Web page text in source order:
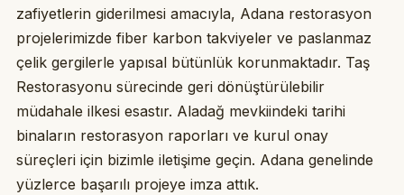
zafiyetlerin giderilmesi amacıyla, Adana restorasyon
projelerimizde fiber karbon takviyeler ve paslanmaz
çelik gergilerle yapısal bütünlük korunmaktadır. Taş
Restorasyonu sürecinde geri dönüştürülebilir
müdahale ilkesi esastır. Aladağ mevkiindeki tarihi
binaların restorasyon raporları ve kurul onay
süreçleri için bizimle iletişime geçin. Adana genelinde
yüzlerce başarılı projeye imza attık.